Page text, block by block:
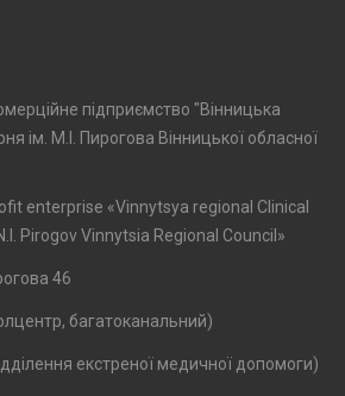
підприємство "Вінницька
ім. М.І. Пирогова Вінницької обласної
enterprise «Vinnytsya regional Clinical
Pirogov Vinnytsia Regional Council»
46
багатоканальний)
екстреної медичної допомоги)